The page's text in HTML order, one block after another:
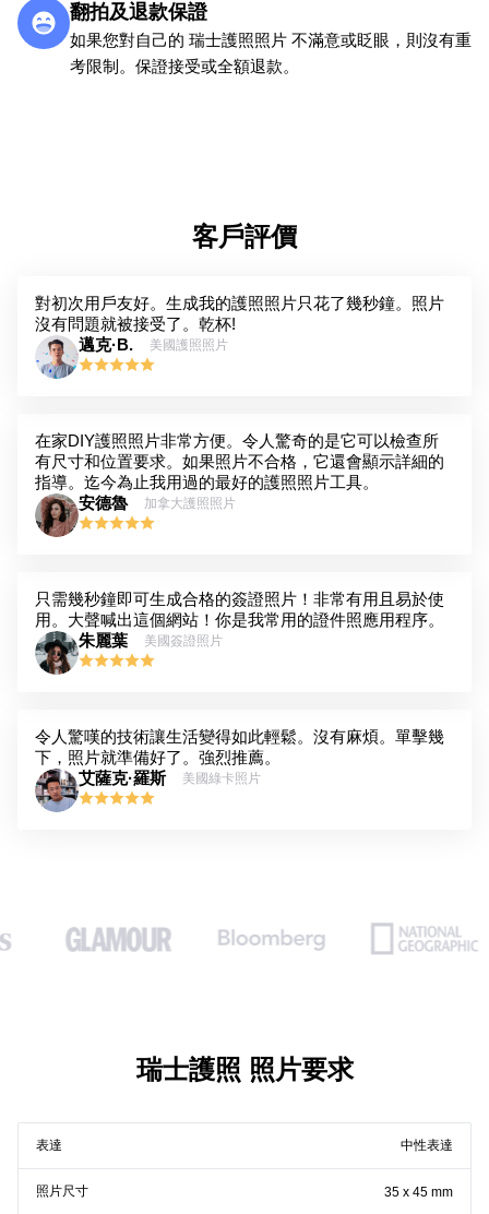
翻拍及退款保證
如果您對自己的 瑞士護照照片 不滿意或眨眼，則沒有重
考限制。保證接受或全額退款。
客戶評價
對初次用戶友好。生成我的護照照片只花了幾秒鐘。照片
沒有問題就被接受了。乾杯!
邁克·B.
美國護照照片
在家DIY護照照片非常方便。令人驚奇的是它可以檢查所
有尺寸和位置要求。如果照片不合格，它還會顯示詳細的
指導。迄今為止我用過的最好的護照照片工具。
安德魯
加拿大護照照片
只需幾秒鐘即可生成合格的簽證照片！非常有用且易於使
用。大聲喊出這個網站！你是我常用的證件照應用程序。
朱麗葉
美國簽證照片
令人驚嘆的技術讓生活變得如此輕鬆。沒有麻煩。單擊幾
下，照片就準備好了。強烈推薦。
艾薩克·羅斯
美國綠卡照片
瑞士護照 照片要求
表達 中性表達
照片尺寸 35 x 45 mm